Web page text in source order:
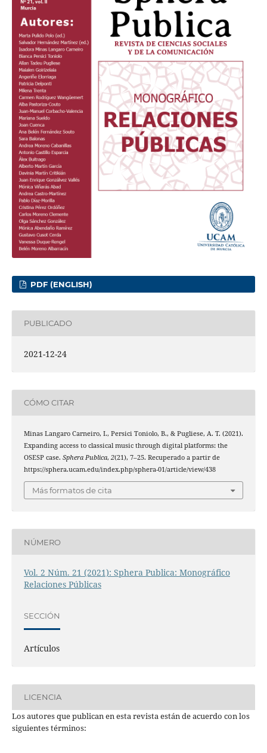
PDF (ENGLISH)
PUBLICADO
2021-12-24
CÓMO CITAR
Minas Langaro Carneiro, I., Persici Toniolo, B., & Pugliese, A. T. (2021).
Expanding access to classical music through digital platforms: the
OSESP case. Sphera Publica, 2(21), 7–25. Recuperado a partir de
https://sphera.ucam.edu/index.php/sphera-01/article/view/438
Más formatos de cita
NÚMERO
Vol. 2 Núm. 21 (2021): Sphera Publica: Monográfico
Relaciones Públicas
SECCIÓN
Artículos
LICENCIA
Los autores que publican en esta revista están de acuerdo con los
siguientes términos: